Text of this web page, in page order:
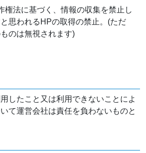
権法に基づく、情報の収集を禁止し
思われるHPの取得の禁止。(ただ
のは無視されます)
したこと又は利用できないことによ
て運営会社は責任を負わないものと